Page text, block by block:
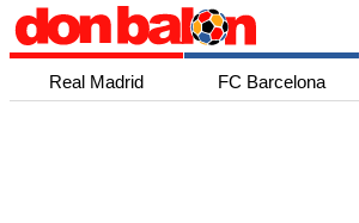
Real Madrid FC Barcelona